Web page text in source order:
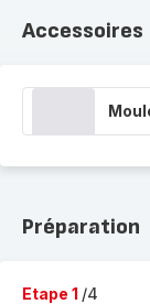
Accessoires
Préparation
Etape 1 /4